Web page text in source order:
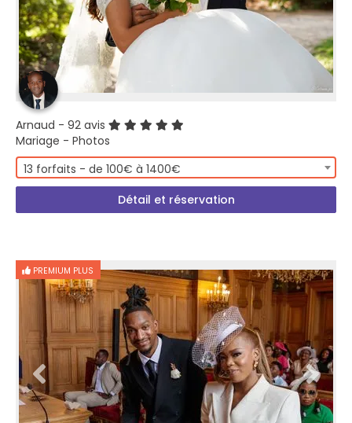
Arnaud - 92 avis
Mariage - Photos
13 forfaits - de 100€ à 1400€
Détail et réservation
PREMIUM PLUS